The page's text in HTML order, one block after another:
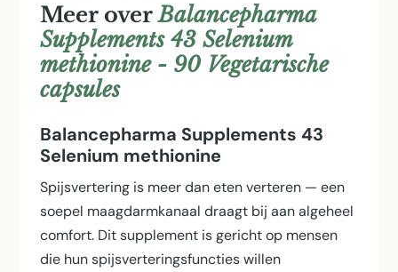
Meer overBalancepharma
Supplements 43 Selenium
methionine - 90 Vegetarische
capsules
Balancepharma Supplements 43
Selenium methionine
Spijsvertering is meer dan eten verteren — een
soepel maagdarmkanaal draagt bij aan algeheel
comfort. Dit supplement is gericht op mensen
die hun spijsverterings­functies willen